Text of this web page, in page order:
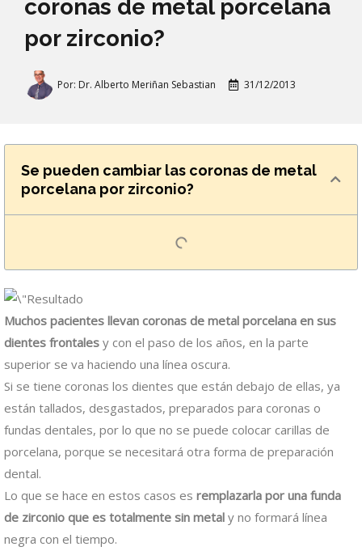
coronas de metal porcelana
por zirconio?
Por: Dr. Alberto Meriñan Sebastian 31/12/2013
Se pueden cambiar las coronas de metal
porcelana por zirconio?
Muchos pacientes llevan coronas de metal porcelana en sus
dientes frontales y con el paso de los años, en la parte
superior se va haciendo una línea oscura.
Si se tiene coronas los dientes que están debajo de ellas, ya
están tallados, desgastados, preparados para coronas o
fundas dentales, por lo que no se puede colocar carillas de
porcelana, porque se necesitará otra forma de preparación
dental.
Lo que se hace en estos casos es remplazarla por una funda
de zirconio que es totalmente sin metal y no formará línea
negra con el tiempo.